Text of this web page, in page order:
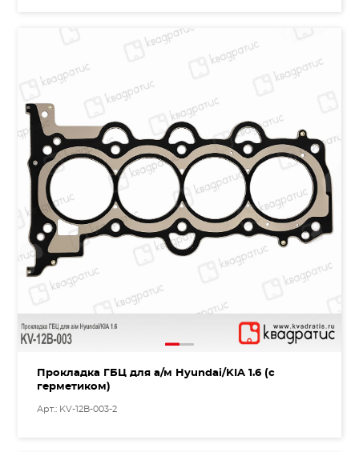
Прокладка ГБЦ для а/м Hyundai/KIA 1.6 (с
герметиком)
Арт.: KV-12B-003-2